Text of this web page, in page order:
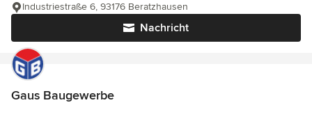
Nachricht
Industriestraße 6, 93176 Beratzhausen
Gaus Baugewerbe